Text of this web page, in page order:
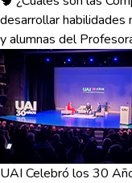
desarrollar habilidades
y alumnas del
UAI Celebró los 30